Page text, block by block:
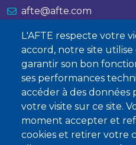
L'AFTE respecte votre
accord, notre site
garantir son bon
ses performances
accéder à des données
votre visite sur ce site.
moment accepter et
cookies et retirer votre
afte@afte.com
Nous contacter
À propos
Qui sommes-nous ?
Devenir membre